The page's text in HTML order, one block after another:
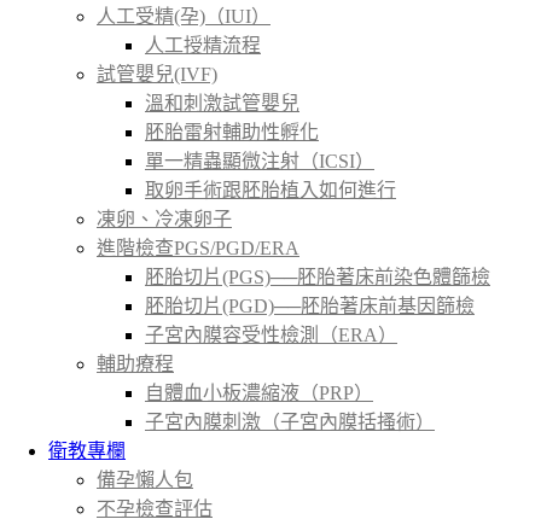
人工受精(孕)（IUI）
人工授精流程
試管嬰兒(IVF)
溫和刺激試管嬰兒
胚胎雷射輔助性孵化
單一精蟲顯微注射（ICSI）
取卵手術跟胚胎植入如何進行
凍卵、冷凍卵子
進階檢查PGS/PGD/ERA
胚胎切片(PGS)──胚胎著床前染色體篩檢
胚胎切片(PGD)──胚胎著床前基因篩檢
子宮內膜容受性檢測（ERA）
輔助療程
自體血小板濃縮液（PRP）
子宮內膜刺激（子宮內膜括搔術）
衛教專欄
備孕懶人包
不孕檢查評估